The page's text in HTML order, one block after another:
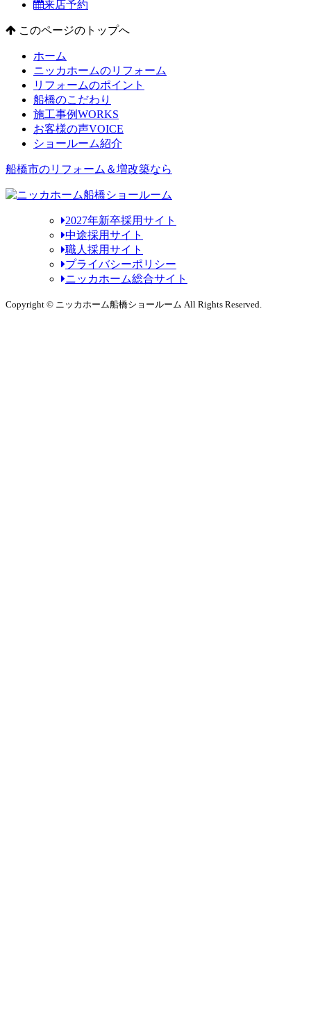
来店予約
このページのトップへ
ホーム
ニッカホームのリフォーム
リフォームのポイント
船橋のこだわり
施工事例WORKS
お客様の声VOICE
ショールーム紹介
船橋市のリフォーム＆増改築なら
2027年新卒採用サイト
中途採用サイト
職人採用サイト
プライバシーポリシー
ニッカホーム総合サイト
Copyright © ニッカホーム船橋ショールーム All Rights Reserved.